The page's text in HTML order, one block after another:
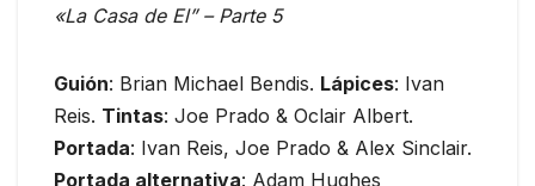
«La Casa de El” – Parte 5
Guión: Brian Michael Bendis. Lápices: Ivan
Reis. Tintas: Joe Prado & Oclair Albert.
Portada: Ivan Reis, Joe Prado & Alex Sinclair.
Portada alternativa: Adam Hughes